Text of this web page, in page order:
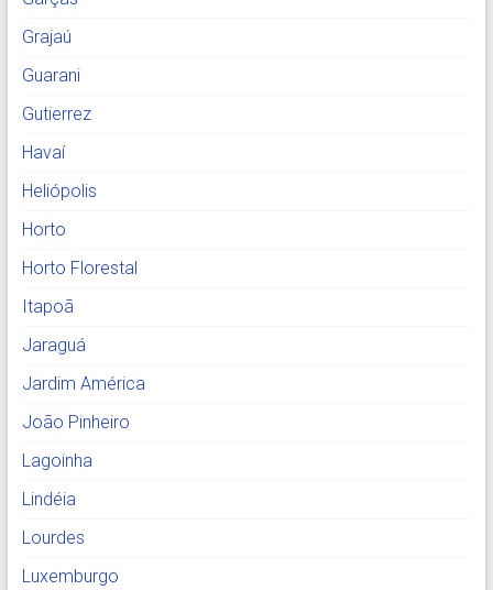
Grajaú
Guarani
Gutierrez
Havaí
Heliópolis
Horto
Horto Florestal
Itapoã
Jaraguá
Jardim América
João Pinheiro
Lagoinha
Lindéia
Lourdes
Luxemburgo